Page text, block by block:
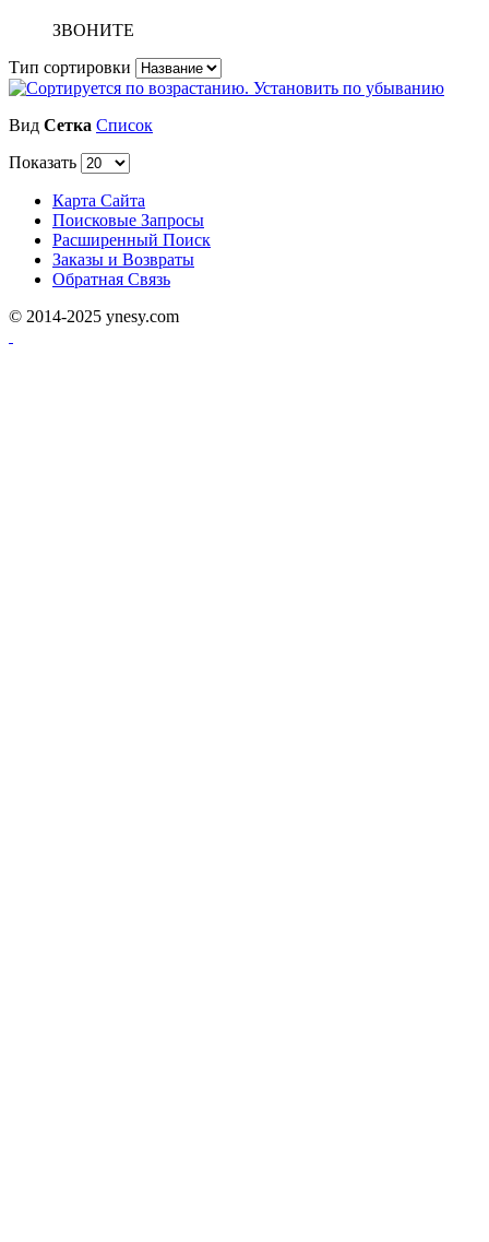
ЗВОНИТЕ
Тип сортировки
Вид Сетка Список
Показать
Карта Сайта
Поисковые Запросы
Расширенный Поиск
Заказы и Возвраты
Обратная Связь
© 2014-2025 ynesy.com